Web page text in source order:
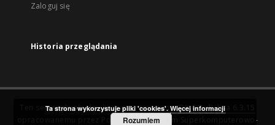
Zaloguj się
Historia przeglądania
Ten serwis działa dzięki oprogramowaniuDInGO dLibra 6.3.15
Poznańskie Centrum Superkomputerowo-
Ta strona wykorzystuje pliki 'cookies'. Więcej informacji
Rozumiem